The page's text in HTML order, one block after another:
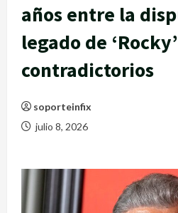
años entre la
legado de
contradictorios
soporteinfix
julio 8, 2026